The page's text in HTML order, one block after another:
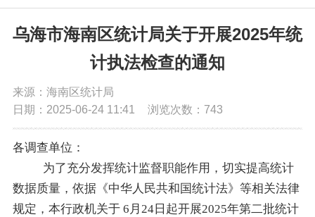
党务公开
政务公开
政务服务
互动交流
数据发布
乌海市海南区统计局关于开展2025年统
计执法检查的通知
来源：海南区统计局
日期：2025-06-24 11:41
浏览次数： 743
各调查单位：
为了充分发挥统计监督职能作用，切实提高统计
数据质量，依据《中华人民共和国统计法》等相关法律
规定，本行政机关于 6 月 24日起开展2025年第二批统计